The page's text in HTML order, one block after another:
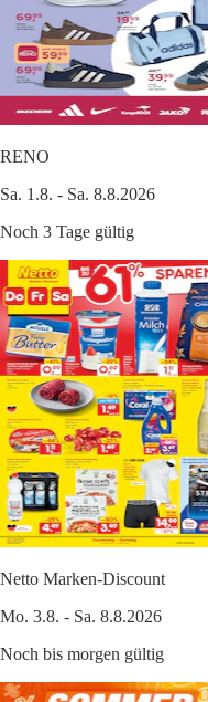
RENO
Sa. 1.8. - Sa. 8.8.2026
Noch 3 Tage gültig
Netto Marken-Discount
Mo. 3.8. - Sa. 8.8.2026
Noch bis morgen gültig